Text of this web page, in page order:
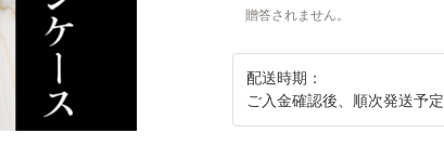
贈答されません。
配送時期：
ご入金確認後、順次発送予定